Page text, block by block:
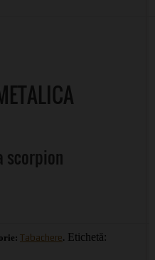
scorpion
Tabachere. Etichetă: